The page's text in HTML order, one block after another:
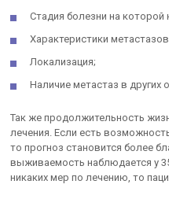
Стадия болезни на которой
Характеристики
Локализация;
Наличие метастаз в других
Так же продолжительность
лечения. Если есть
то прогноз становится более
выживаемость наблюдается у
никаких мер по лечению, то